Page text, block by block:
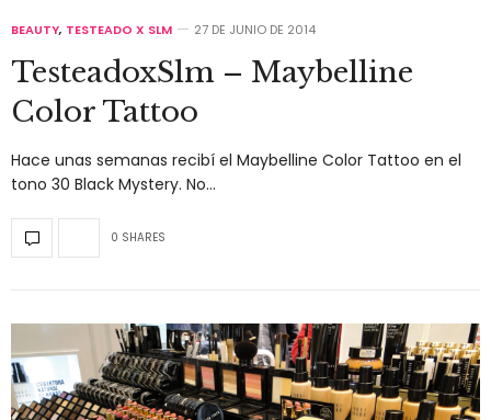
BEAUTY, TESTEADO X SLM 27 DE JUNIO DE 2014
TesteadoxSlm – Maybelline
Color Tattoo
Hace unas semanas recibí el Maybelline Color Tattoo en el
tono 30 Black Mystery. No…
0 SHARES